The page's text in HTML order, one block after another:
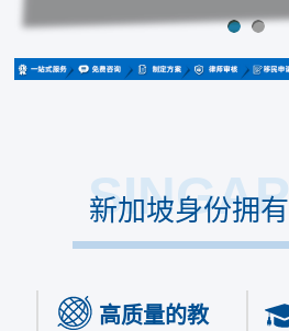
新加坡身份拥
高质量的教